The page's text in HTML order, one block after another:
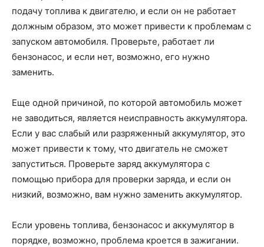
подачу топлива к двигателю, и если он не работает
должным образом, это может привести к проблемам с
запуском автомобиля. Проверьте, работает ли
бензонасос, и если нет, возможно, его нужно
заменить.
Еще одной причиной, по которой автомобиль может
не заводиться, является неисправность аккумулятора.
Если у вас слабый или разряженный аккумулятор, это
может привести к тому, что двигатель не сможет
запуститься. Проверьте заряд аккумулятора с
помощью прибора для проверки заряда, и если он
низкий, возможно, вам нужно заменить аккумулятор.
Если уровень топлива, бензонасос и аккумулятор в
порядке, возможно, проблема кроется в зажигании.